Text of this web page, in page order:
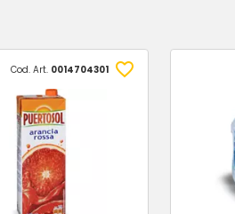
Cod. Art. 0014704301